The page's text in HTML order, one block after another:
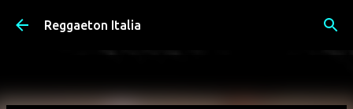
Passa ai contenuti principali
Reggaeton Italia